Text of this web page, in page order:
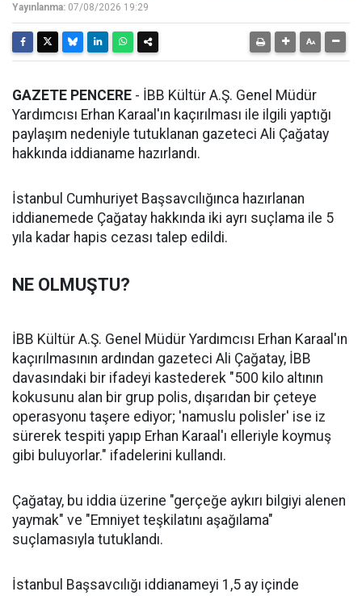
Yayınlanma: 07/08/2026 19:29
GAZETE PENCERE - İBB Kültür A.Ş. Genel Müdür
Yardımcısı Erhan Karaal'ın kaçırılması ile ilgili yaptığı
paylaşım nedeniyle tutuklanan gazeteci Ali Çağatay
hakkında iddianame hazırlandı.
İstanbul Cumhuriyet Başsavcılığınca hazırlanan
iddianemede Çağatay hakkında iki ayrı suçlama ile 5
yıla kadar hapis cezası talep edildi.
NE OLMUŞTU?
İBB Kültür A.Ş. Genel Müdür Yardımcısı Erhan Karaal'ın
kaçırılmasının ardından gazeteci Ali Çağatay, İBB
davasındaki bir ifadeyi kastederek "500 kilo altının
kokusunu alan bir grup polis, dışarıdan bir çeteye
operasyonu taşere ediyor; 'namuslu polisler' ise iz
sürerek tespiti yapıp Erhan Karaal'ı elleriyle koymuş
gibi buluyorlar." ifadelerini kullandı.
Çağatay, bu iddia üzerine "gerçeğe aykırı bilgiyi alenen
yaymak" ve "Emniyet teşkilatını aşağılama"
suçlamasıyla tutuklandı.
İstanbul Başsavcılığı iddianameyi 1,5 ay içinde